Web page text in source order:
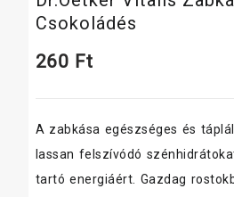
Csokoládés
260 Ft
A zabkása egészséges és
lassan felszívódó
tartó energiáért. Gazdag